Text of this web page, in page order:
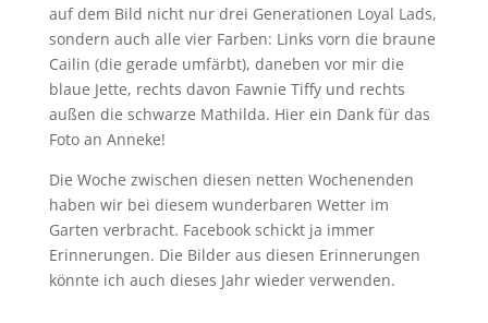
auf dem Bild nicht nur drei Generationen Loyal Lads,
sondern auch alle vier Farben: Links vorn die braune
Cailin (die gerade umfärbt), daneben vor mir die
blaue Jette, rechts davon Fawnie Tiffy und rechts
außen die schwarze Mathilda. Hier ein Dank für das
Foto an Anneke!
Die Woche zwischen diesen netten Wochenenden
haben wir bei diesem wunderbaren Wetter im
Garten verbracht. Facebook schickt ja immer
Erinnerungen. Die Bilder aus diesen Erinnerungen
könnte ich auch dieses Jahr wieder verwenden.